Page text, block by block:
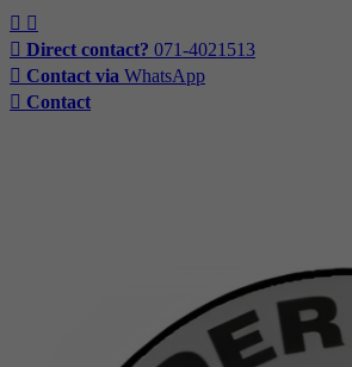
Direct contact? 071-4021513
Contact via WhatsApp
Contact